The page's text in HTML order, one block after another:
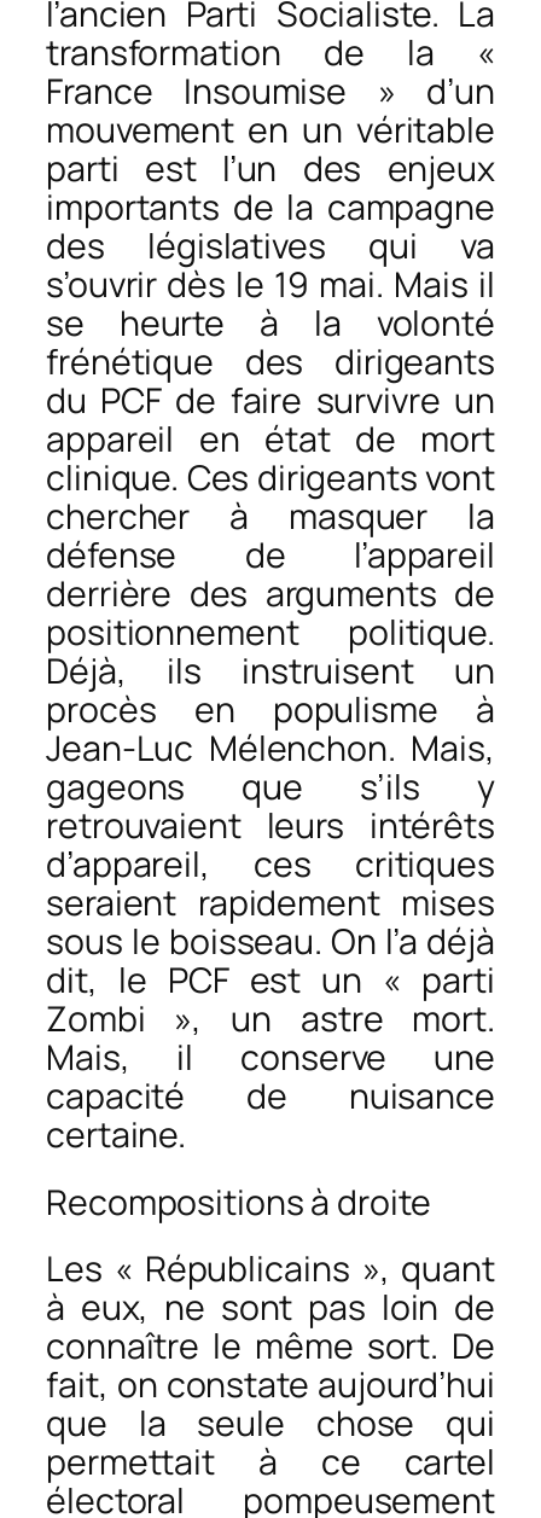
l’ancien Parti Socialiste. La
transformation de la «
France Insoumise » d’un
mouvement en un véritable
parti est l’un des enjeux
importants de la campagne
des législatives qui va
s’ouvrir dès le 19 mai. Mais il
se heurte à la volonté
frénétique des dirigeants
du PCF de faire survivre un
appareil en état de mort
clinique. Ces dirigeants vont
chercher à masquer la
défense de l’appareil
derrière des arguments de
positionnement politique.
Déjà, ils instruisent un
procès en populisme à
Jean-Luc Mélenchon. Mais,
gageons que s’ils y
retrouvaient leurs intérêts
d’appareil, ces critiques
seraient rapidement mises
sous le boisseau. On l’a déjà
dit, le PCF est un « parti
Zombi », un astre mort.
Mais, il conserve une
capacité de nuisance
certaine.
Recompositions à droite
Les « Républicains », quant
à eux, ne sont pas loin de
connaître le même sort. De
fait, on constate aujourd’hui
que la seule chose qui
permettait à ce cartel
électoral pompeusement